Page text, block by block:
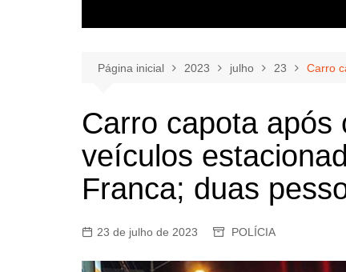
Página inicial 2023 julho 23 Carro
Carro capota após
veículos
Franca; duas
23 de julho de 2023 POLÍCIA